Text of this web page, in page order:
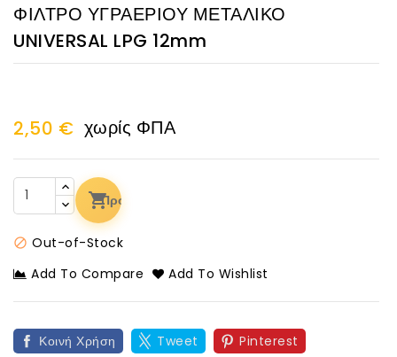
ΦΙΛΤΡΟ ΥΓΡΑΕΡΙΟΥ ΜΕΤΑΛΙΚΟ
UNIVERSAL LPG 12mm
2,50 € χωρίς ΦΠΑ
Προσθήκη Στο Καλάθι
 Out-of-Stock
Add To Compare
Add To Wishlist
Κοινή Χρήση Tweet Pinterest